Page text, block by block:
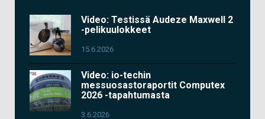
Video: Testissä Audeze Maxwell 2
-pelikuulokkeet
15.6.2026
Video: io-techin
messuosastoraportit Computex
2026 -tapahtumasta
3.6.2026